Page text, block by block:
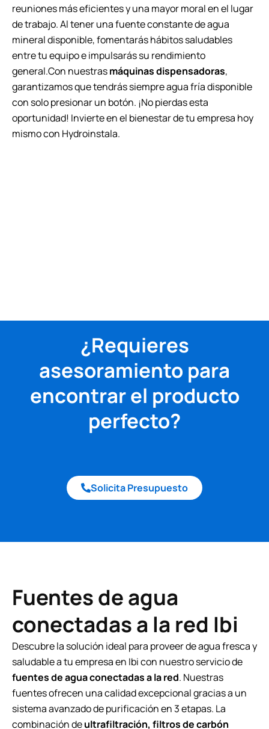
reuniones más eficientes y una mayor moral en el lugar
de trabajo. Al tener una fuente constante de agua
mineral disponible, fomentarás hábitos saludables
entre tu equipo e impulsarás su rendimiento
general.Con nuestrasmáquinas dispensadoras,
garantizamos que tendrás siempre agua fría disponible
con solo presionar un botón. ¡No pierdas esta
oportunidad! Invierte en el bienestar de tu empresa hoy
mismo con Hydroinstala.
¿Requieres
asesoramiento para
encontrar el producto
perfecto?
Solicita Presupuesto
Fuentes de agua
conectadas a la red Ibi
Descubre la solución ideal para proveer de agua fresca y
saludable a tu empresa en Ibi con nuestro servicio de
fuentes de agua conectadas a la red. Nuestras
fuentes ofrecen una calidad excepcional gracias a un
sistema avanzado de purificación en 3 etapas. La
combinación deultrafiltración, filtros de carbón